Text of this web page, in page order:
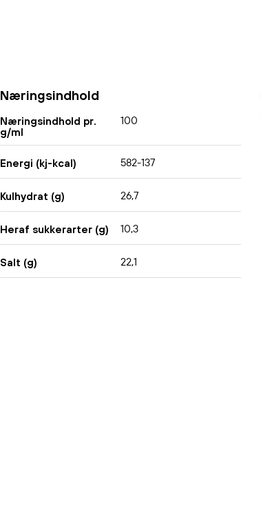
Næringsindhold
Næringsindhold pr.
g/ml
100
Energi (kj-kcal) 582-137
Kulhydrat (g) 26,7
Heraf sukkerarter (g) 10,3
Salt (g) 22,1